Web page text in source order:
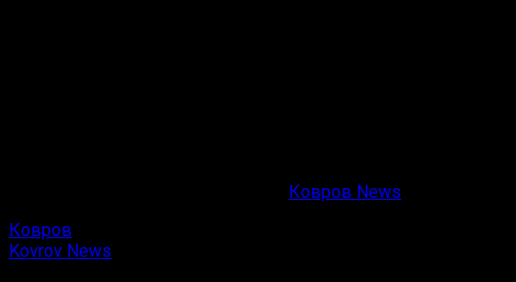
Ковров News
Ковров
Kovrov News